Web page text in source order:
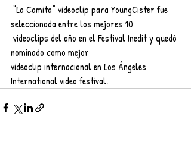
seleccionada entre los mejores 10
nominado como mejor
videoclip internacional en Los Ángeles
International video festival.